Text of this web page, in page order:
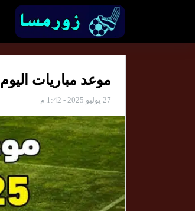
موعد مباريات اليوم 27-07-2025 والقنوات الناقلة
27 يوليو 2025 - 1:42 م